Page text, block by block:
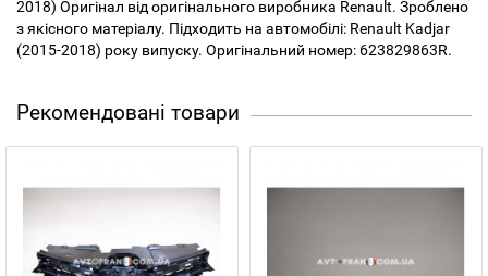
2018) Оригінал від оригінального виробника Renault. Зроблено
з якісного матеріалу. Підходить на автомобілі: Renault Kadjar
(2015-2018) року випуску. Оригінальний номер: 623829863R.
Рекомендовані товари